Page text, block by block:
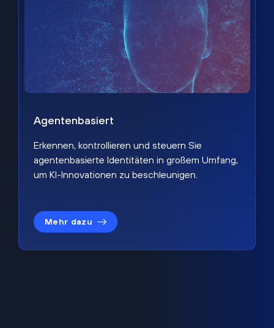
Agentenbasiert
Erkennen, kontrollieren und steuern Sie
agentenbasierte Identitäten in großem Umfang,
um KI-Innovationen zu beschleunigen.
Mehr dazu